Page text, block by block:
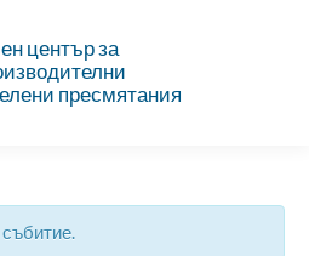
център за
пресмятания